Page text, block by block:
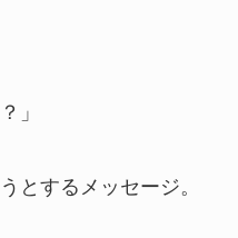
」
とするメッセージ。